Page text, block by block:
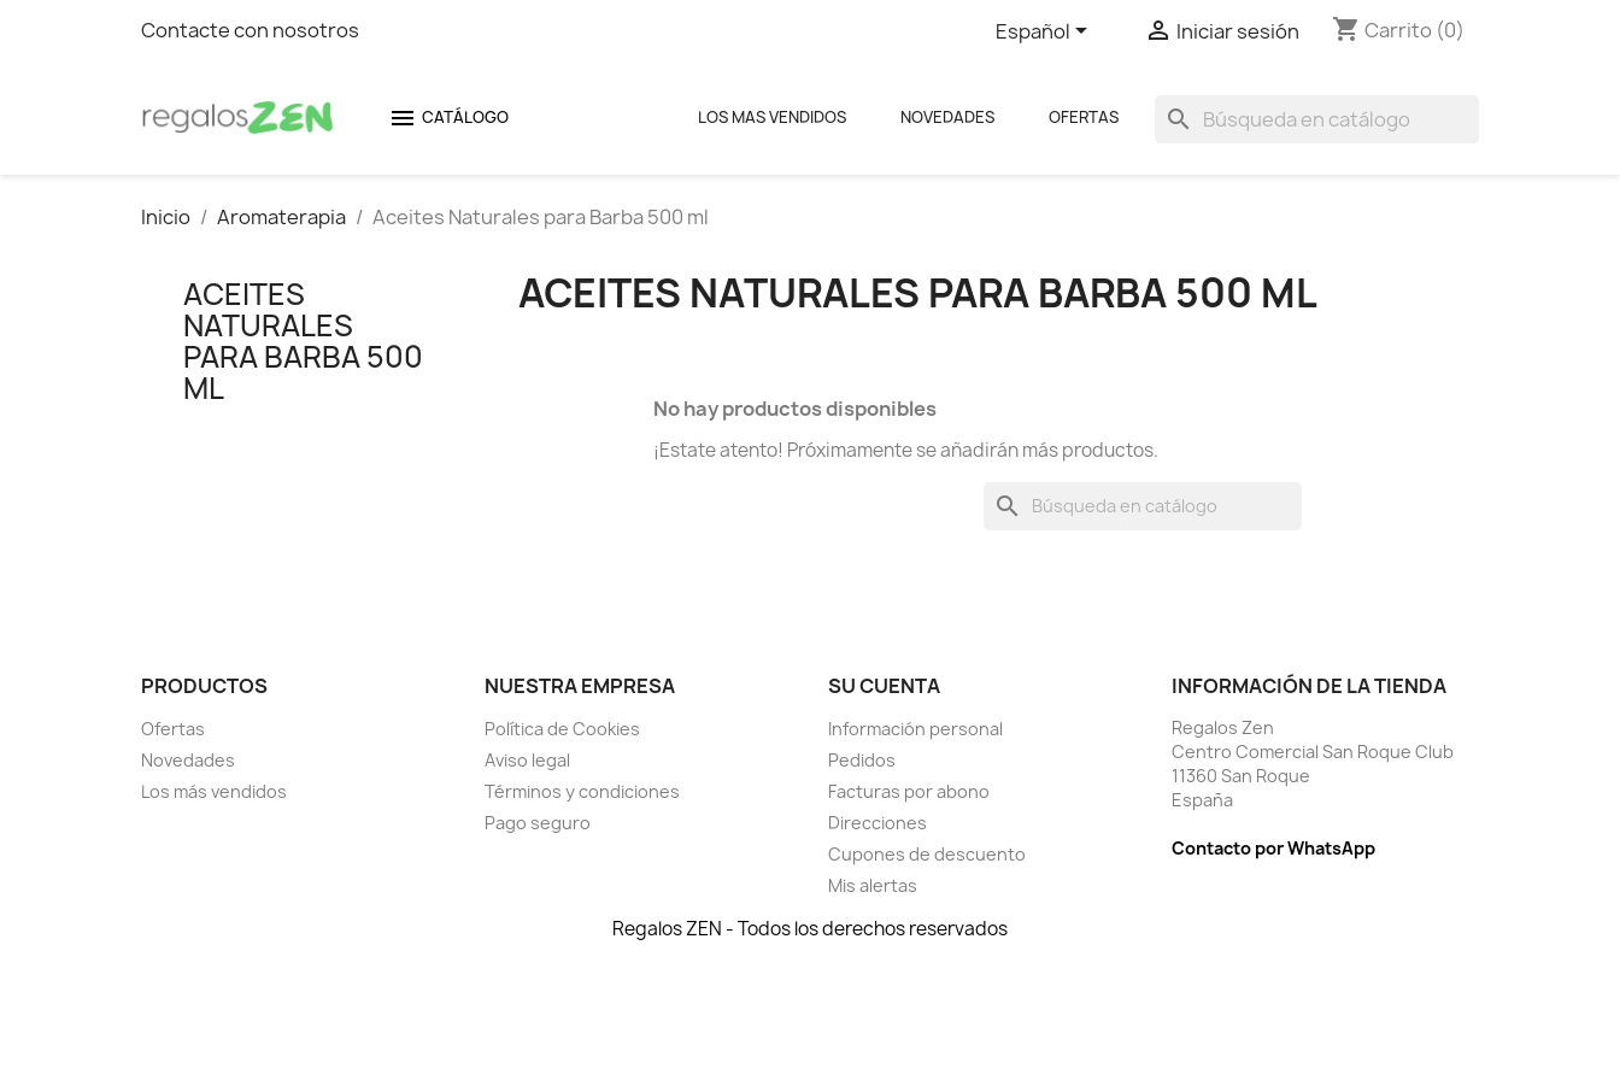
Contacte con nosotros Español  Iniciar sesión shopping_cart Carrito (0)
search
OFERTAS
NOVEDADES
LOS MAS VENDIDOS
 CATÁLOGO
Inicio Aromaterapia Aceites Naturales para Barba 500 ml
ACEITES
NATURALES
PARA BARBA 500
ML
ACEITES NATURALES PARA BARBA 500 ML
No hay productos disponibles
¡Estate atento! Próximamente se añadirán más productos.
search
PRODUCTOS
Ofertas
Novedades
Los más vendidos
NUESTRA EMPRESA
Política de Cookies
Aviso legal
Términos y condiciones
Pago seguro
SU CUENTA
Información personal
Pedidos
Facturas por abono
Direcciones
Cupones de descuento
Mis alertas
INFORMACIÓN DE LA TIENDA
Regalos Zen
Centro Comercial San Roque Club
11360 San Roque
España
Contacto por WhatsApp
Regalos ZEN - Todos los derechos reservados